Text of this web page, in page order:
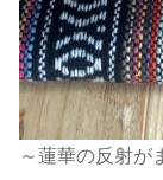
～蓮華の反射が